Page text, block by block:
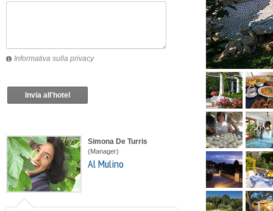
Informativa sulla privacy
Invia all'hotel
Simona De Turris
(Manager)
Al Mulino